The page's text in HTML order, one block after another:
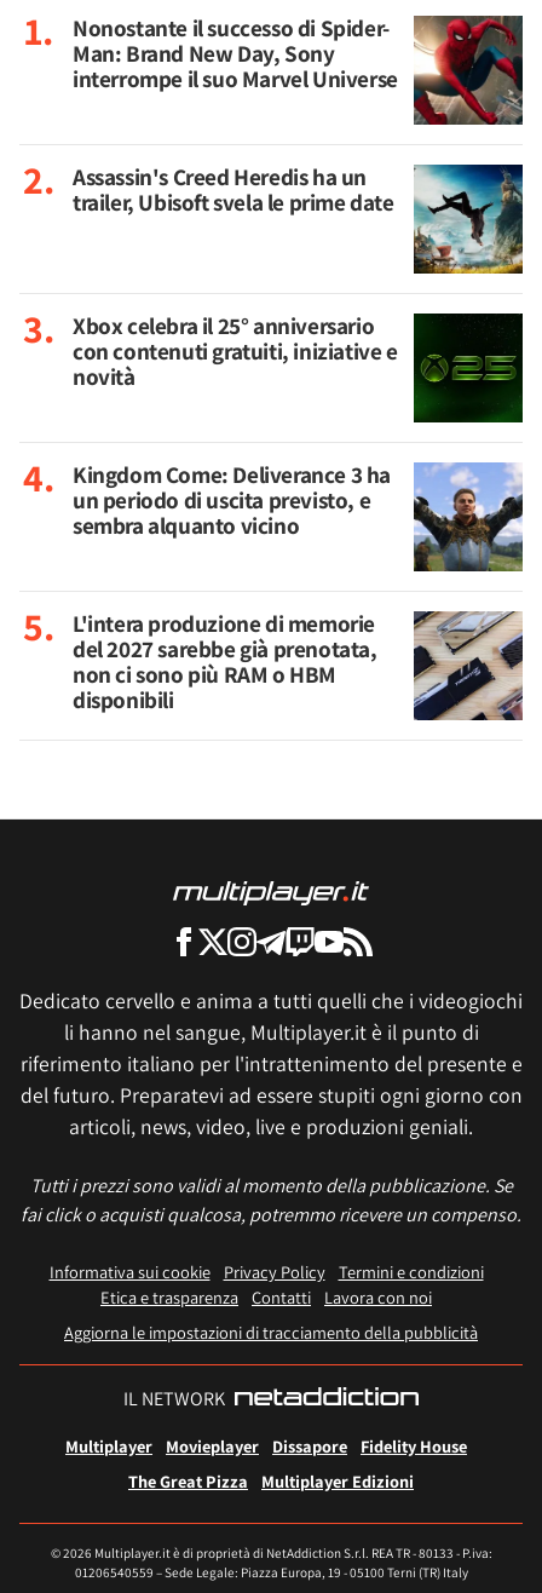
Nonostante il successo di Spider-
Man: Brand New Day, Sony
interrompe il suo Marvel Universe
Assassin's Creed Heredis ha un
trailer, Ubisoft svela le prime date
Xbox celebra il 25° anniversario
con contenuti gratuiti, iniziative e
novità
Kingdom Come: Deliverance 3 ha
un periodo di uscita previsto, e
sembra alquanto vicino
L'intera produzione di memorie
del 2027 sarebbe già prenotata,
non ci sono più RAM o HBM
disponibili
Dedicato cervello e anima a tutti quelli che i videogiochi
li hanno nel sangue, Multiplayer.it è il punto di
riferimento italiano per l'intrattenimento del presente e
del futuro. Preparatevi ad essere stupiti ogni giorno con
articoli, news, video, live e produzioni geniali.
Tutti i prezzi sono validi al momento della pubblicazione. Se
fai click o acquisti qualcosa, potremmo ricevere un compenso.
Informativa sui cookie Privacy Policy
Termini e condizioni
Etica e trasparenza Contatti
Lavora con noi
Aggiorna le impostazioni di tracciamento della pubblicità
IL NETWORK
Multiplayer Movieplayer Dissapore
Fidelity House
The Great Pizza
Multiplayer Edizioni
© 2026 Multiplayer.it è di proprietà di NetAddiction S.r.l. REA TR - 80133 - P.iva:
01206540559 – Sede Legale: Piazza Europa, 19 - 05100 Terni (TR) Italy